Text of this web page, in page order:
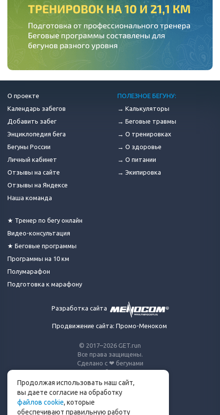
© 2017–2026 GET.run
Все права защищены.
Сделано с ❤ бегунами
для бегунов
Телеграм-канал Get.run
Беговой чат в Телеграм
О проекте
Календарь забегов
Добавить забег
Энциклопедия бега
Бегуны России
Личный кабинет
Отзывы на сайте
Отзывы на Яндексе
Наша команда
★ Тренер по бегу онлайн
Видео-консультация
★ Беговые программы
Программы на 10 км
Полумарафон
Подготовка к марафону
ПОЛЕЗНОЕ БЕГУНУ:
→ Калькуляторы
→ Беговые травмы
→ О тренировках
→ О здоровье
→ О питании
→ Экипировка
Разработка сайта
Продвижение сайта: Промо-Меноком
Продолжая использовать наш сайт,
вы даете согласие на обработку
файлов cookie, которые
обеспечивают правильную работу